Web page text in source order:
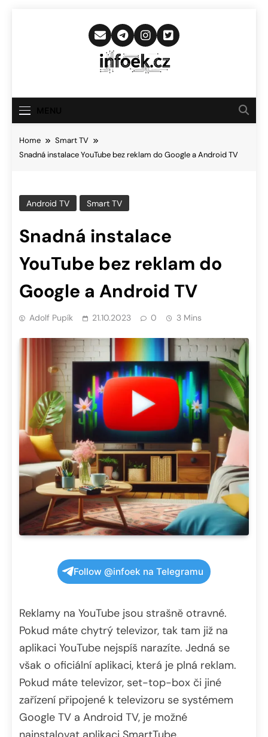
Infoek.cz
Novinkám
Home
Smart TV
Snadná instalace YouTube bez reklam do Google a Android TV
Android TV Smart TV
Snadná instalace
YouTube bez reklam do
Google a Android TV
Adolf Pupík 21.10.2023 0 3 Mins
Follow @infoek na Telegramu
Reklamy na YouTube jsou strašně otravné.
Pokud máte chytrý televizor, tak tam již na
aplikaci YouTube nejspíš narazíte. Jedná se
však o oficiální aplikaci, která je plná reklam.
Pokud máte televizor, set-top-box či jiné
zařízení připojené k televizoru se systémem
Google TV a Android TV, je možné